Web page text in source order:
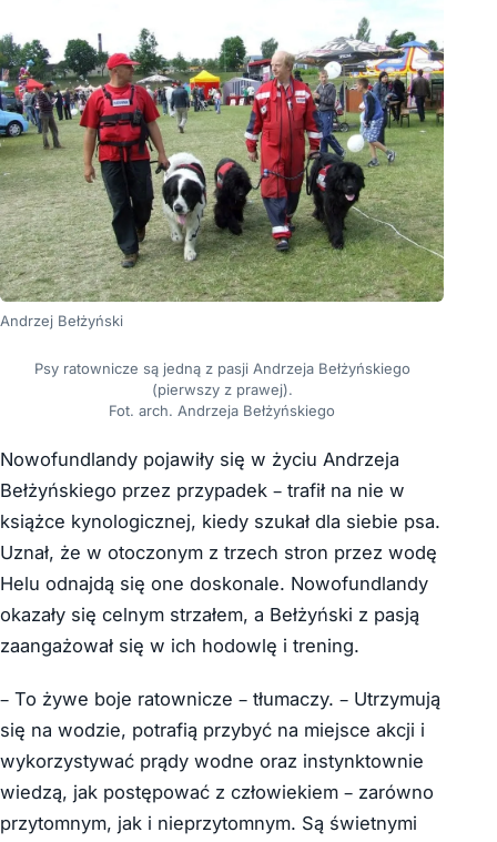
Andrzej Bełżyński
Psy ratownicze są jedną z pasji Andrzeja Bełżyńskiego
(pierwszy z prawej).
Fot. arch. Andrzeja Bełżyńskiego
Nowofundlandy pojawiły się w życiu Andrzeja
Bełżyńskiego przez przypadek – trafił na nie w
książce kynologicznej, kiedy szukał dla siebie psa.
Uznał, że w otoczonym z trzech stron przez wodę
Helu odnajdą się one doskonale. Nowofundlandy
okazały się celnym strzałem, a Bełżyński z pasją
zaangażował się w ich hodowlę i trening.
– To żywe boje ratownicze – tłumaczy. – Utrzymują
się na wodzie, potrafią przybyć na miejsce akcji i
wykorzystywać prądy wodne oraz instynktownie
wiedzą, jak postępować z człowiekiem – zarówno
przytomnym, jak i nieprzytomnym. Są świetnymi